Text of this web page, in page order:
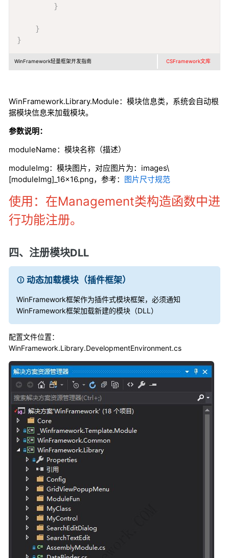
}
}
}
WinFramework轻量框架开发指南 CSFramework文库
WinFramework.Library.Module：模块信息类，系统会自动根
据模块信息来加载模块。
参数说明：
moduleName：模块名称（描述）
moduleImg：模块图片，对应图片为：images\
[moduleImg]_16x16.png，参考： 图片尺寸规范
使用：在Management类构造函数中进
行功能注册。
四、注册模块DLL
动态加载模块（插件框架）
WinFramework框架作为插件式模块框架， 必须通知
WinFramework框架加载新建的模块（DLL）
配置文件位置：
WinFramework.Library.DevelopmentEnvironment.cs